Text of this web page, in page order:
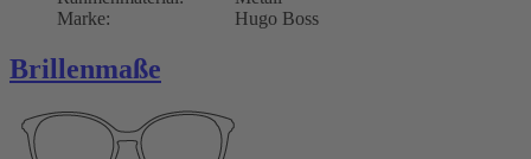
Marke:
Hugo Boss
Brillenmaße